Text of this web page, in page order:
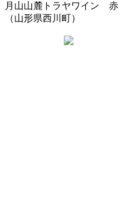
月山山麓トラヤワイン 赤
（山形県西川町）